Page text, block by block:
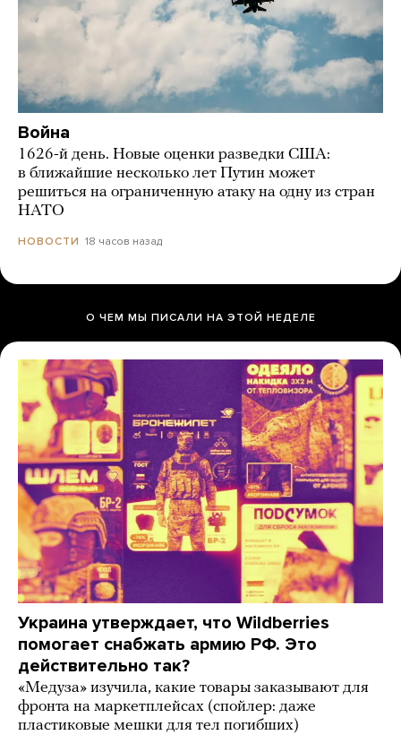
Война
1626-й день. Новые оценки разведки США:
в ближайшие несколько лет Путин может
решиться на ограниченную атаку на одну из стран
НАТО
НОВОСТИ 18 часов назад
О ЧЕМ МЫ ПИСАЛИ НА ЭТОЙ НЕДЕЛЕ
Украина утверждает, что Wildberries
помогает снабжать армию РФ. Это
действительно так?
«Медуза» изучила, какие товары заказывают для
фронта на маркетплейсах (спойлер: даже
пластиковые мешки для тел погибших)